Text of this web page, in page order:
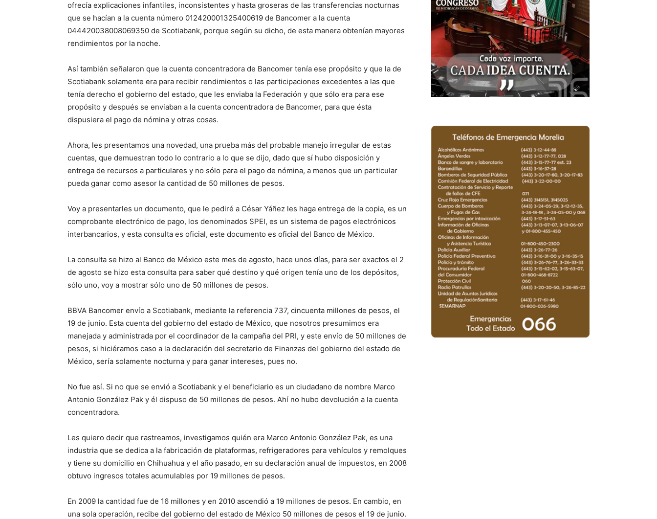
ofrecía explicaciones infantiles, inconsistentes y hasta groseras de las transferencias nocturnas
que se hacían a la cuenta número 012420001325400619 de Bancomer a la cuenta
044420038008069350 de Scotiabank, porque según su dicho, de esta manera obtenían mayores
rendimientos por la noche.
Así también señalaron que la cuenta concentradora de Bancomer tenía ese propósito y que la de
Scotiabank solamente era para recibir rendimientos o las participaciones excedentes a las que
tenía derecho el gobierno del estado, que les enviaba la Federación y que sólo era para ese
propósito y después se enviaban a la cuenta concentradora de Bancomer, para que ésta
dispusiera el pago de nómina y otras cosas.
Ahora, les presentamos una novedad, una prueba más del probable manejo irregular de estas
cuentas, que demuestran todo lo contrario a lo que se dijo, dado que sí hubo disposición y
entrega de recursos a particulares y no sólo para el pago de nómina, a menos que un particular
pueda ganar como asesor la cantidad de 50 millones de pesos.
Voy a presentarles un documento, que le pediré a César Yáñez les haga entrega de la copia, es un
comprobante electrónico de pago, los denominados SPEI, es un sistema de pagos electrónicos
interbancarios, y esta consulta es oficial, este documento es oficial del Banco de México.
La consulta se hizo al Banco de México este mes de agosto, hace unos días, para ser exactos el 2
de agosto se hizo esta consulta para saber qué destino y qué origen tenía uno de los depósitos,
sólo uno, voy a mostrar sólo uno de 50 millones de pesos.
BBVA Bancomer envío a Scotiabank, mediante la referencia 737, cincuenta millones de pesos, el
19 de junio. Esta cuenta del gobierno del estado de México, que nosotros presumimos era
manejada y administrada por el coordinador de la campaña del PRI, y este envío de 50 millones de
pesos, si hiciéramos caso a la declaración del secretario de Finanzas del gobierno del estado de
México, sería solamente nocturna y para ganar intereses, pues no.
No fue así. Si no que se envió a Scotiabank y el beneficiario es un ciudadano de nombre Marco
Antonio González Pak y él dispuso de 50 millones de pesos. Ahí no hubo devolución a la cuenta
concentradora.
Les quiero decir que rastreamos, investigamos quién era Marco Antonio González Pak, es una
industria que se dedica a la fabricación de plataformas, refrigeradores para vehículos y remolques
y tiene su domicilio en Chihuahua y el año pasado, en su declaración anual de impuestos, en 2008
obtuvo ingresos totales acumulables por 19 millones de pesos.
En 2009 la cantidad fue de 16 millones y en 2010 ascendió a 19 millones de pesos. En cambio, en
una sola operación, recibe del gobierno del estado de México 50 millones de pesos el 19 de junio.